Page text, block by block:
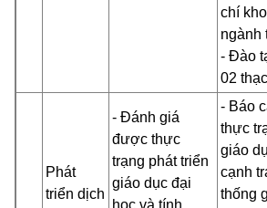
chí
ngành
- Đào
02
Phát
triển dịch
- Đánh giá
được thực
trạng phát triển
giáo dục đại
- Báo
thực
giáo
cạnh
thống